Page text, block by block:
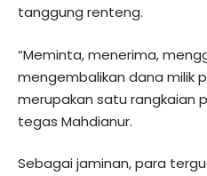
tanggung renteng.
“Meminta, menerima,
mengembalikan dana milik
merupakan satu rangkaian
tegas Mahdianur.
Sebagai jaminan, para